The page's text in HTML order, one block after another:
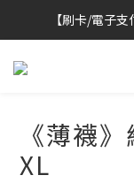
👔挺爸行動
【刷卡/電子
👔挺爸行動
《薄襪
XL